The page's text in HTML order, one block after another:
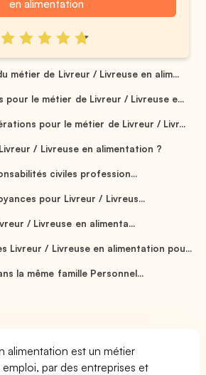
en alimentation
métier de Livreur / Livreuse en alim...
pour le métier de Livreur / Livreuse e...
pour le métier de Livreur / Livr...
/ Livreuse en alimentation ?
civiles profession...
pour Livreur / Livreus...
/ Livreuse en alimenta...
Livreur / Livreuse en alimentation pou...
la même famille Personnel...
alimentation est un métier
par des entreprises et